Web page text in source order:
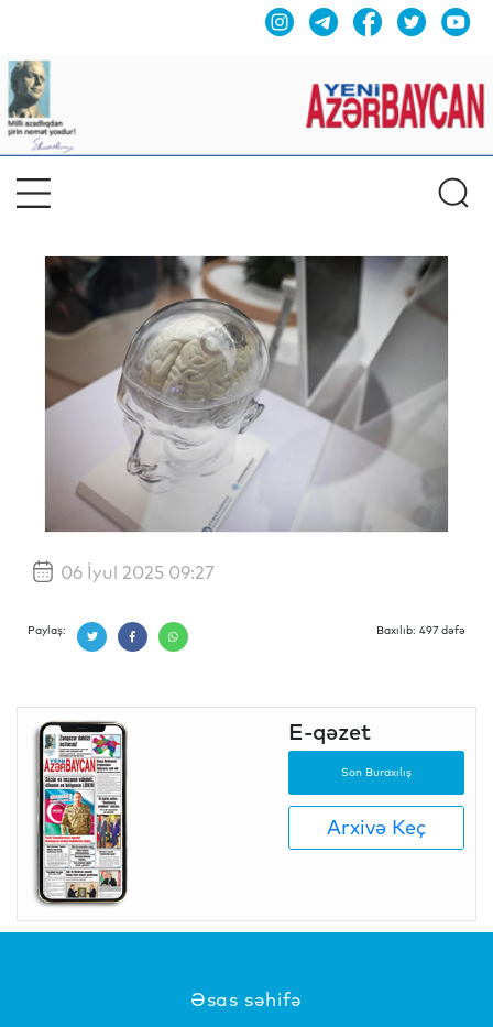
06 İyul 2025 09:27
Paylaş: Baxılıb: 497 dəfə
E-qəzet
Son Buraxılış
Arxivə Keç
Əsas səhifə